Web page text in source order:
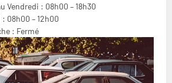
Vendredi : 08h00 – 18h30
08h00 – 12h00
: Fermé